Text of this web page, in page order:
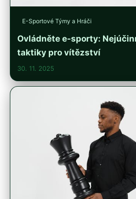
E-Sportové Týmy a Hráči
Ovládněte e-sporty:
taktiky pro vítězství
30. 11. 2025